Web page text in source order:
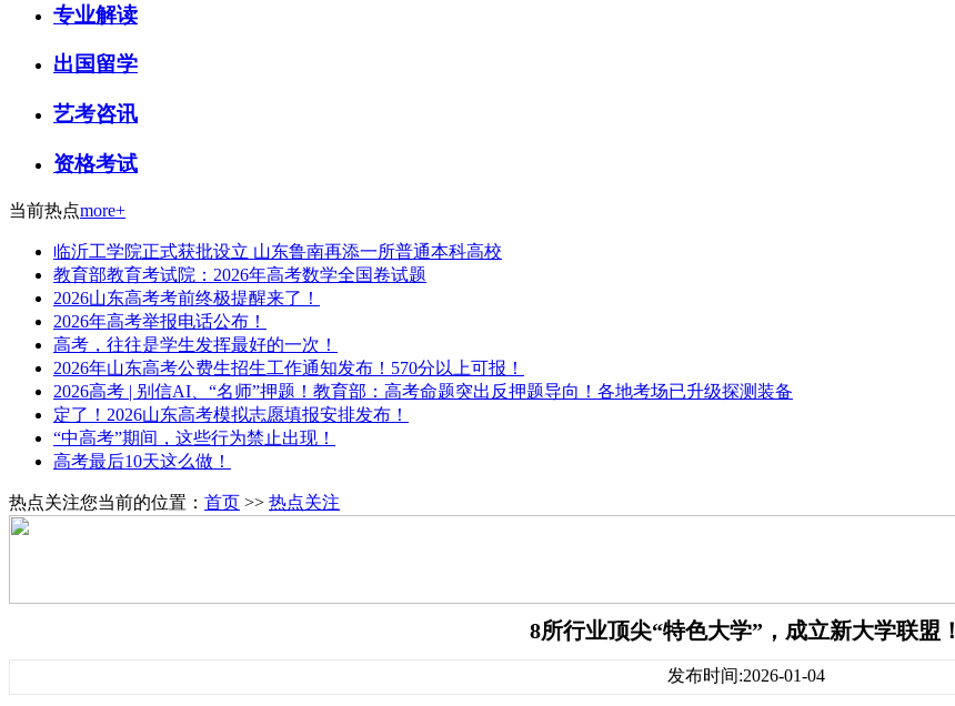
专业解读
出国留学
艺考咨讯
资格考试
当前热点more+
临沂工学院正式获批设立 山东鲁南再添一所普通本科高校
教育部教育考试院：2026年高考数学全国卷试题
2026山东高考考前终极提醒来了！
2026年高考举报电话公布！
高考，往往是学生发挥最好的一次！
2026年山东高考公费生招生工作通知发布！570分以上可报！
2026高考 | 别信AI、“名师”押题！教育部：高考命题突出反押题导向！各地考场已升级探测装备
定了！2026山东高考模拟志愿填报安排发布！
“中高考”期间，这些行为禁止出现！
高考最后10天这么做！
热点关注您当前的位置： 首页 >> 热点关注
8所行业顶尖“特色大学”，成立新大学联盟！
发布时间:2026-01-04